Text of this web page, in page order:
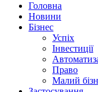
Головна
Новини
Бізнес
Успіх
Інвестиції
Право
Малий